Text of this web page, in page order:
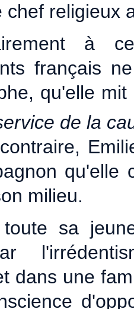
chef religieux
à
français
qu'elle mit
de la
qu'elle
milieu.
sa
dans une